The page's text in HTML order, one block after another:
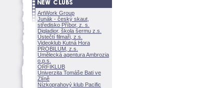
ArtWork Group
Junák - český skaut,
středisko Příbor, z. s.
Digladior, škola šermu z.s.
Ústečtí filmaři, z.s.
Videoklub Kutná Hora
PROBILUM, z.s.
Umělecká agentura Ambrozia
o.p.s.
ORFIKLUB
Univerzita Tomáše Bati ve
Zlíně
Nízkoprahový klub Pacific